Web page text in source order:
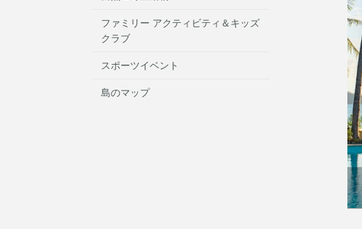
ファミリー アクティビティ＆キッズ
クラブ
スポーツイベント
島のマップ